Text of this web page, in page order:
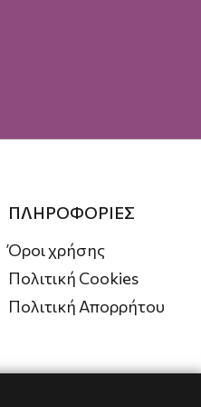
ΠΛΗΡΟΦΟΡΙΕΣ
Όροι χρήσης
Πολιτική Cookies
Πολιτική Απορρήτου